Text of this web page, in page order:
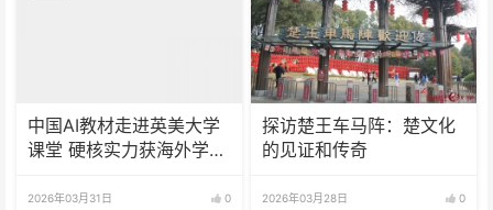
中国AI教材走进英美大学
课堂 硬核实力获海外学界
2026年03月31日 0
探访楚王车马阵：楚文化
的见证和传奇
2026年03月28日 0